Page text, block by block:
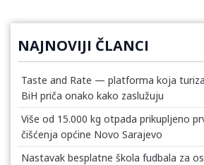
NAJNOVIJI ČLANCI
Taste and Rate — platforma koja
BiH priča onako kako zaslužuju
Više od 15.000 kg otpada prikupljeno
čišćenja općine Novo Sarajevo
Nastavak besplatne škola fudbala za